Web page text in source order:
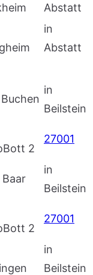
Abstatt
in
Abstatt
in
Beilstein
2
27001
Baar
in
Beilstein
2
27001
in
Beilstein